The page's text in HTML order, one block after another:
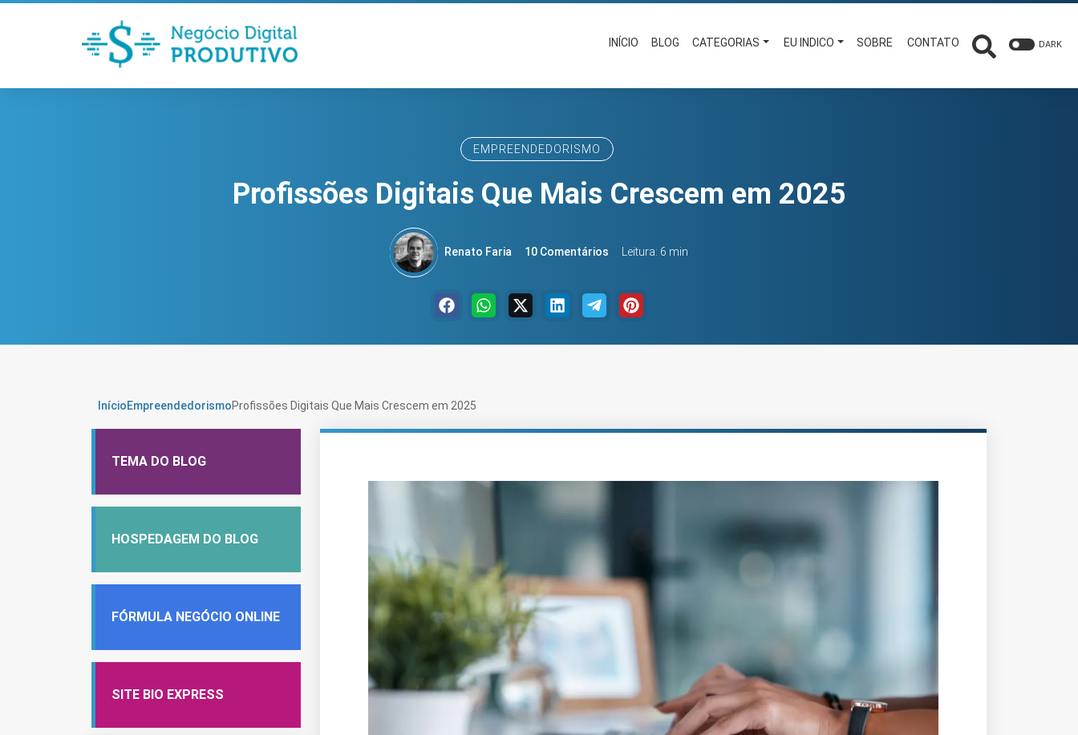
INÍCIO BLOG CATEGORIAS EU INDICO SOBRE CONTATO DARK
EMPREENDEDORISMO
Profissões Digitais Que Mais Crescem em 2025
Renato Faria 10 Comentários Leitura: 6 min
InícioEmpreendedorismoProfissões Digitais Que Mais Crescem em 2025
TEMA DO BLOG
HOSPEDAGEM DO BLOG
FÓRMULA NEGÓCIO ONLINE
SITE BIO EXPRESS